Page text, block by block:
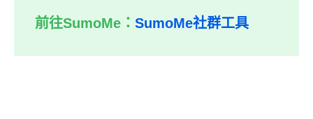
前往SumoMe： SumoMe社群工具